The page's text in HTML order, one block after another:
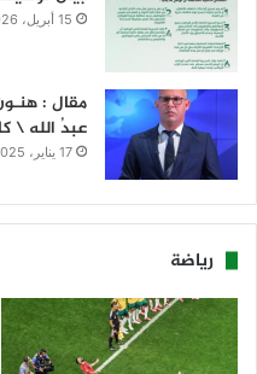
15 أبريل، 2026
مقال :
عبدُ الله
17 يناير، 2025
رياضة